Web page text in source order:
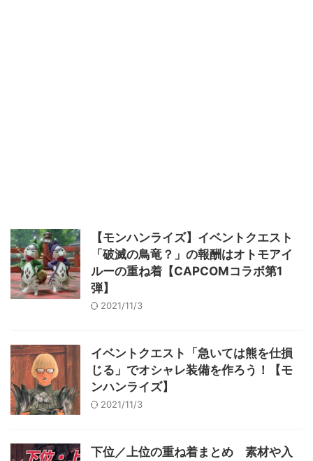
【モンハンライズ】イベントクエスト
「破滅の鳥竜？」の報酬はオトモアイ
ルーの重ね着【CAPCOMコラボ第1
弾】
2021/11/3
イベントクエスト「急いては熊を仕損
じる」でオシャレ装備を作ろう！【モ
ンハンライズ】
2021/11/3
下位／上位の重ね着まとめ 素材や入